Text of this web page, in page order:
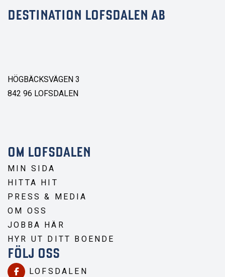
DESTINATION LOFSDALEN AB
HÖGBÄCKSVÄGEN 3
842 96 LOFSDALEN
OM LOFSDALEN
MIN SIDA
HITTA HIT
PRESS & MEDIA
OM OSS
JOBBA HÄR
HYR UT DITT BOENDE
FÖLJ OSS
LOFSDALEN